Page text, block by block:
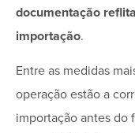
documentação
importação.
Entre as medidas
operação estão a
importação antes do